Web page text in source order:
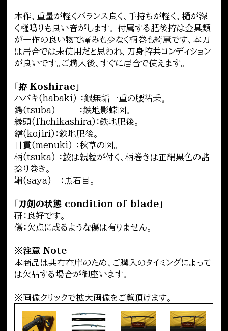
本作、重量が軽くバランス良く、手持ちが軽く、樋が深
く樋鳴りも良い音がします。 付属する肥後拵は金具類
が一作の良い物で痛みも少なく柄巻も綺麗です、本刀
は居合では未使用だと思われ、刀身拵共コンディション
が良いです。ご購入後、すぐに居合で使えます。
｢拵 Koshirae｣
ハバキ(habaki) ：銀無垢一重の腰祐乗。
鍔(tsuba) ：鉄地影蝶図。
縁頭(fhchikashira)：鉄地肥後。
鐺(kojiri)：鉄地肥後。
目貫(menuki) ：秋草の図。
柄(tsuka) ：鮫は親粒が付く、柄巻きは正絹黒色の諸
捻り巻き。
鞘(saya) ：黒石目。
｢刀剣の状態 condition of blade｣
研：良好です。
傷：欠点に成るような傷は有りません。
※注意 Note
本商品は共有在庫のため、ご購入のタイミングによって
は欠品する場合が御座います。
※画像クリックで拡大画像をご覧頂けます。